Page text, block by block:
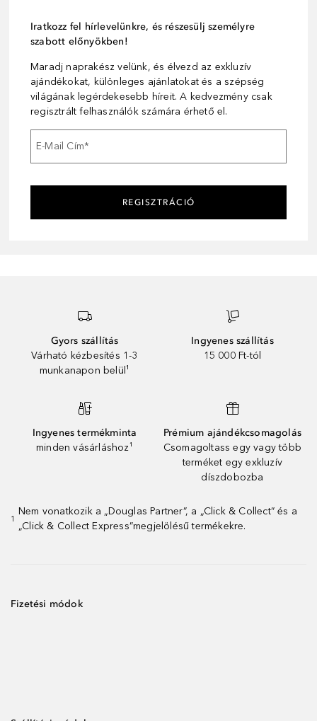
Iratkozz fel hírlevelünkre, és részesülj személyre
szabott előnyökben!
Maradj naprakész velünk, és élvezd az exkluzív
ajándékokat, különleges ajánlatokat és a szépség
világának legérdekesebb híreit. A kedvezmény csak
regisztrált felhasználók számára érhető el.
E-Mail Cím*
REGISZTRÁCIÓ
Gyors szállítás
Várható kézbesítés 1-3
munkanapon belül¹
Ingyenes szállítás
15 000 Ft-tól
Ingyenes termékminta
minden vásárláshoz¹
Prémium ajándékcsomagolás
Csomagoltass egy vagy több
terméket egy exkluzív
díszdobozba
1
Nem vonatkozik a „Douglas Partner”, a „Click & Collect” és a
„Click & Collect Express”megjelölésű termékekre.
Fizetési módok